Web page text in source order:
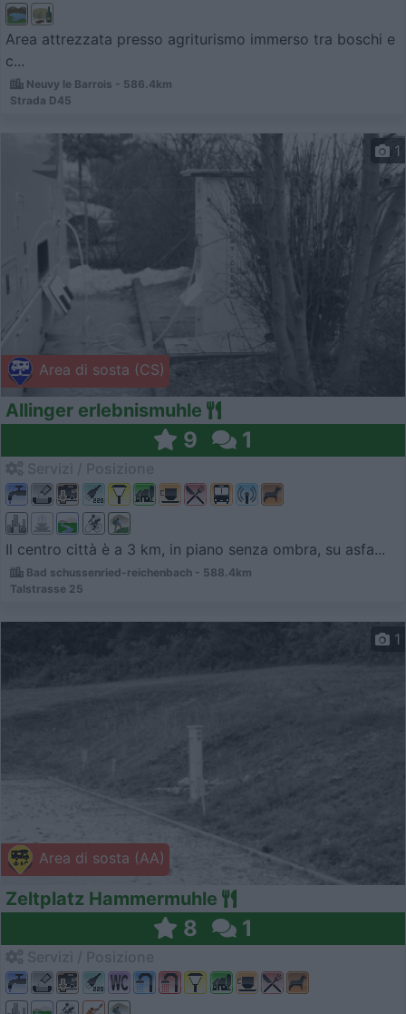
Area attrezzata presso agriturismo immerso tra boschi e
c...
Neuvy le Barrois - 586.4km
Strada D45
Area di sosta (CS)
1
Allinger erlebnismuhle
9 1
Il centro città è a 3 km, in piano senza ombra, su asfa...
Bad schussenried-reichenbach - 588.4km
Talstrasse 25
Area di sosta (AA)
1
Zeltplatz Hammermuhle
8 1